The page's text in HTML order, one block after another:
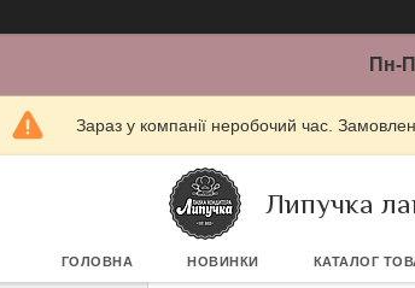
Пн-
Зараз у компанії неробочий час.
Липучка
ГОЛОВНА НОВИНКИ КАТАЛОГ